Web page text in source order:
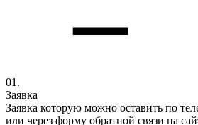
01.
Заявка
Заявка которую можно оставить по
или через форму обратной связи на